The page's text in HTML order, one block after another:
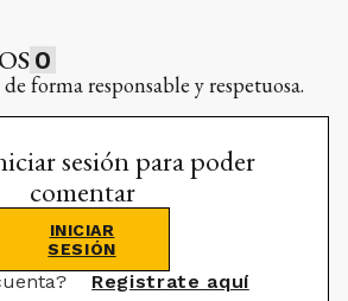
0
forma responsable y respetuosa.
sesión para poder
comentar
INICIAR
SESIÓN
Registrate aquí